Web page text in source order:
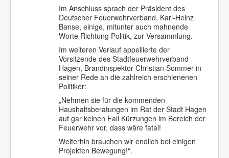
Im Anschluss sprach der Präsident des
Deutscher Feuerwehrverband, Karl-Heinz
Banse, einige, mitunter auch mahnende
Worte Richtung Politik, zur Versammlung.
Im weiteren Verlauf appellierte der
Vorsitzende des Stadtfeuerwehrverband
Hagen, Brandinspektor Christian Sommer in
seiner Rede an die zahlreich erschienenen
Politiker:
„Nehmen sie für die kommenden
Haushaltsberatungen im Rat der Stadt Hagen
auf gar keinen Fall Kürzungen im Bereich der
Feuerwehr vor, dass wäre fatal!
Weiterhin brauchen wir endlich bei einigen
Projekten Bewegung!“.